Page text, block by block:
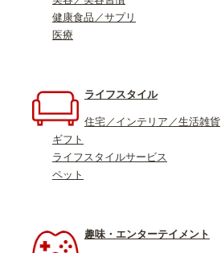
健康食品／サプリ
医療
ライフスタイル
住宅／インテリア／生活雑貨
ギフト
ライフスタイルサービス
ペット
趣味・エンターテイメント